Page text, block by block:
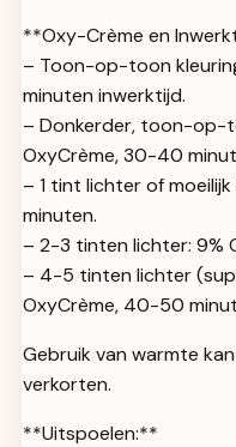
**Oxy-Crème en
– Toon-op-toon
minuten inwerktijd.
– Donkerder, toon-op-
OxyCrème, 30-40
– 1 tint lichter of
minuten.
– 2-3 tinten lichter: 9%
– 4-5 tinten lichter
OxyCrème, 40-50
Gebruik van warmte
verkorten.
**Uitspoelen:**